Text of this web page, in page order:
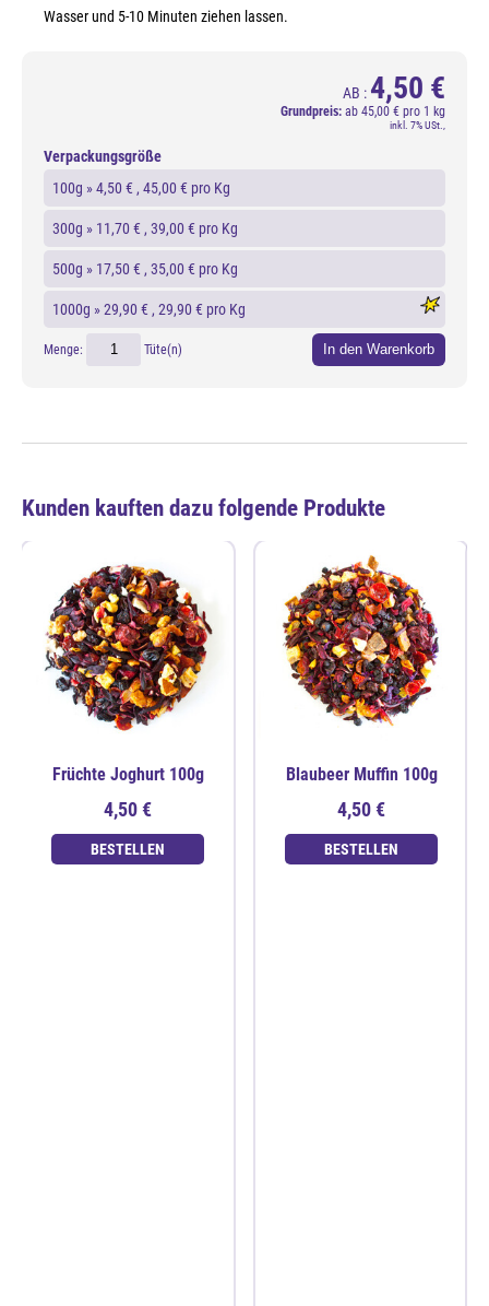
Wasser und 5-10 Minuten ziehen lassen.
AB : 4,50 €
Grundpreis: ab 45,00 € pro 1 kg
inkl. 7% USt.,
Verpackungsgröße
100g »4,50 € , 45,00 € pro Kg
300g » 11,70 € , 39,00 € pro Kg
500g » 17,50 € , 35,00 € pro Kg
1000g »29,90 € , 29,90 € pro Kg
Menge: Tüte(n) In den Warenkorb
Kunden kauften dazu folgende Produkte
Früchte Joghurt 100g
4,50 €
BESTELLEN
Blaubeer Muffin 100g
4,50 €
BESTELLEN